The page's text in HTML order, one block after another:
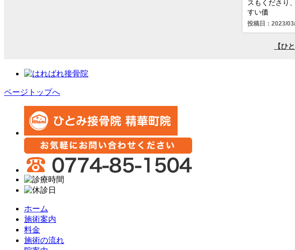
ページトップへ
ホーム
施術案内
料金
施術の流れ